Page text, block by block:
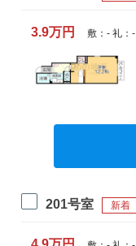
3.9万円 敷：- 礼：-
201号室 新着